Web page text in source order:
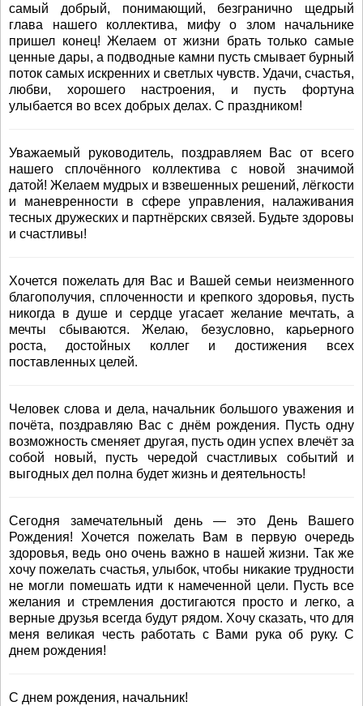
самый добрый, понимающий, безгранично щедрый
глава нашего коллектива, мифу о злом начальнике
пришел конец! Желаем от жизни брать только самые
ценные дары, а подводные камни пусть смывает бурный
поток самых искренних и светлых чувств. Удачи, счастья,
любви, хорошего настроения, и пусть фортуна
улыбается во всех добрых делах. С праздником!
Уважаемый руководитель, поздравляем Вас от всего
нашего сплочённого коллектива с новой значимой
датой! Желаем мудрых и взвешенных решений, лёгкости
и маневренности в сфере управления, налаживания
тесных дружеских и партнёрских связей. Будьте здоровы
и счастливы!
Хочется пожелать для Вас и Вашей семьи неизменного
благополучия, сплоченности и крепкого здоровья, пусть
никогда в душе и сердце угасает желание мечтать, а
мечты сбываются. Желаю, безусловно, карьерного
роста, достойных коллег и достижения всех
поставленных целей.
Человек слова и дела, начальник большого уважения и
почёта, поздравляю Вас с днём рождения. Пусть одну
возможность сменяет другая, пусть один успех влечёт за
собой новый, пусть чередой счастливых событий и
выгодных дел полна будет жизнь и деятельность!
Сегодня замечательный день — это День Вашего
Рождения! Хочется пожелать Вам в первую очередь
здоровья, ведь оно очень важно в нашей жизни. Так же
хочу пожелать счастья, улыбок, чтобы никакие трудности
не могли помешать идти к намеченной цели. Пусть все
желания и стремления достигаются просто и легко, а
верные друзья всегда будут рядом. Хочу сказать, что для
меня великая честь работать с Вами рука об руку. С
днем рождения!
С днем рождения, начальник!